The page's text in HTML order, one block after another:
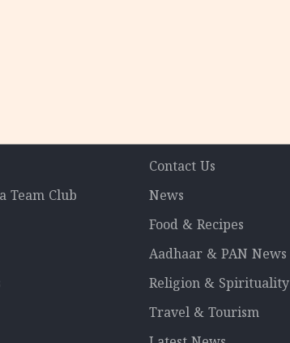
Contact Us
Team Club News
Food & Recipes
Aadhaar & PAN News
Religion & Spirituality
Travel & Tourism